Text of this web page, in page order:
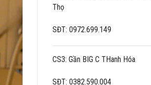
Thọ
SĐT: 0972.699.149
CS3: Gần BIG C THanh Hóa
SĐT: 0382.590.004